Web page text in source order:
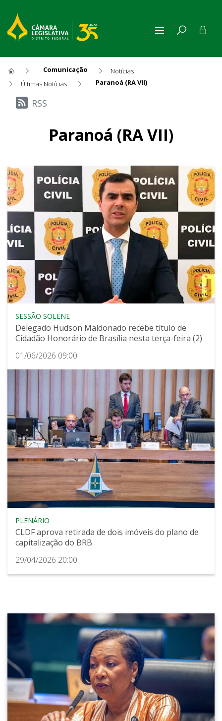
Comunicação
Notícias
Últimas Notícias
Paranoá (RA VII)
Últimas Notícias
RSS
Paranoá (RA VII)
SESSÃO SOLENE
Delegado Hudson Maldonado recebe título de
Cidadão Honorário de Brasília nesta terça-feira (2)
01/06/2026 09:00
PLENÁRIO
CLDF aprova retirada de dois imóveis do plano de
capitalização do BRB
29/04/2026 20:00